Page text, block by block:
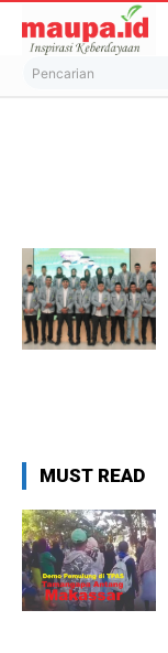
Pencarian
MUST READ